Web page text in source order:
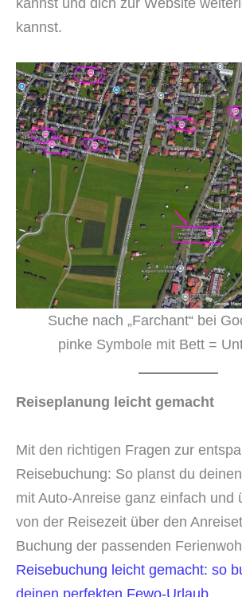
kannst.
Suche nach „Farchant“ bei
pinke Symbole mit Bett =
Reiseplanung leicht gemacht
Mit den richtigen Fragen zur
Reisebuchung: So planst du
mit Auto-Anreise ganz einfach und
von der Reisezeit über den
Buchung der passenden
Reisebuchung leicht gemacht: so
deinen perfekten Fewo-Urlaub